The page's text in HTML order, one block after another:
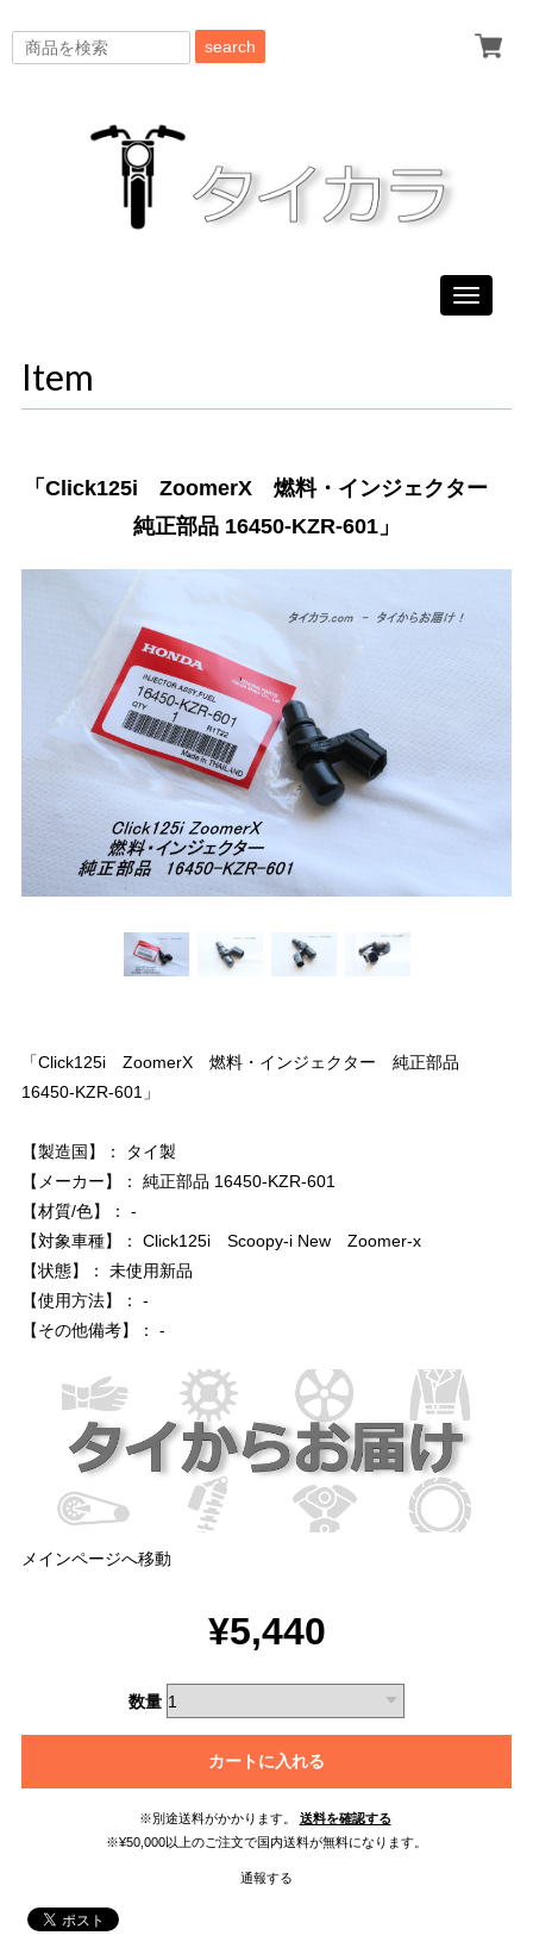
search
Toggle
Item
「Click125i ZoomerX 燃料・インジェクター
純正部品 16450-KZR-601」
「Click125i ZoomerX 燃料・インジェクター 純正部品
16450-KZR-601」
【製造国】： タイ製
【メーカー】： 純正部品 16450-KZR-601
【材質/色】： -
【対象車種】： Click125i Scoopy-i New Zoomer-x
【状態】： 未使用新品
【使用方法】： -
【その他備考】： -
メインページへ移動
¥5,440
数量
カートに入れる
※別途送料がかかります。
送料を確認する
※¥50,000以上のご注文で国内送料が無料になります。
通報する